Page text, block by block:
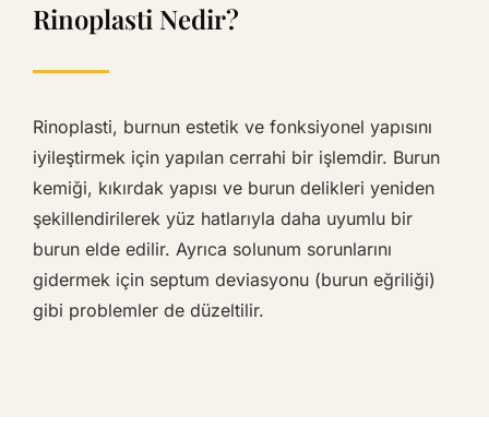
Rinoplasti Nedir?
Rinoplasti, burnun estetik ve fonksiyonel yapısını
iyileştirmek için yapılan cerrahi bir işlemdir. Burun
kemiği, kıkırdak yapısı ve burun delikleri yeniden
şekillendirilerek yüz hatlarıyla daha uyumlu bir
burun elde edilir. Ayrıca solunum sorunlarını
gidermek için septum deviasyonu (burun eğriliği)
gibi problemler de düzeltilir.